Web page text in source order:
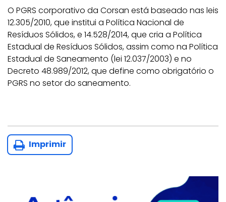
O PGRS corporativo da Corsan está baseado nas leis
12.305/2010, que institui a Política Nacional de
Resíduos Sólidos, e 14.528/2014, que cria a Política
Estadual de Resíduos Sólidos, assim como na Política
Estadual de Saneamento (lei 12.037/2003) e no
Decreto 48.989/2012, que define como obrigatório o
PGRS no setor do saneamento.
Imprimir